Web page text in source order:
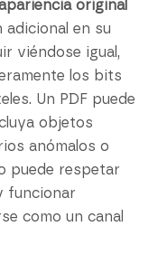
original
adicional en su
viéndose igual,
los bits
Un PDF puede
objetos
anómalos o
puede respetar
funcionar
como un canal